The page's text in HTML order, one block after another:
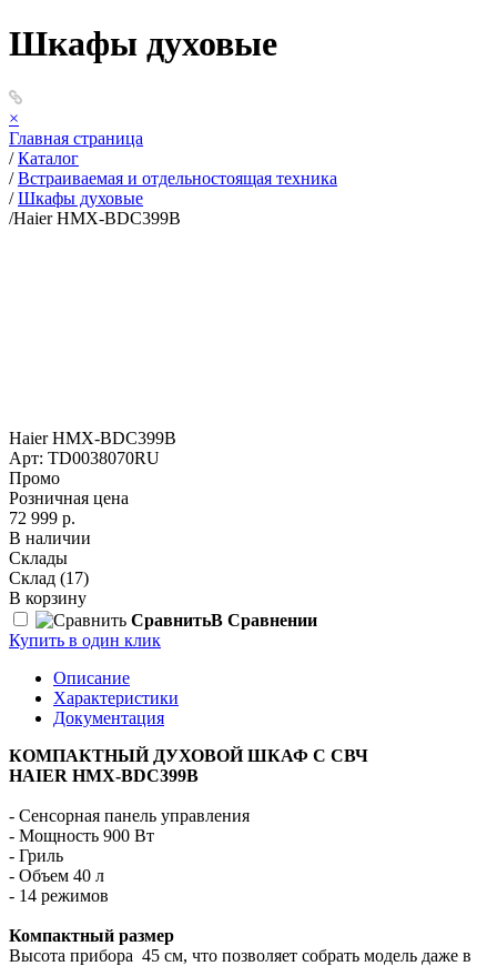
Шкафы духовые
×
Главная страница
/ Каталог
/ Встраиваемая и отдельностоящая техника
/ Шкафы духовые
/Haier HMX-BDC399B
Haier HMX-BDC399B
Арт: TD0038070RU
Промо
Розничная цена
72 999 р.
В наличии
Склады
Склад (17)
В корзину
СравнитьВ Сравнении
Купить в один клик
Описание
Характеристики
Документация
КОМПАКТНЫЙ ДУХОВОЙ ШКАФ С СВЧ
HAIER HMX-BDC399B
- Сенсорная панель управления
- Мощность 900 Вт
- Гриль
- Объем 40 л
- 14 режимов
Компактный размер
Высота прибора 45 см, что позволяет собрать модель даже в